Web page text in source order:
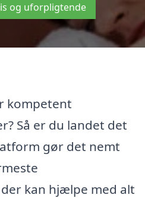
og uforpligtende
kompetent
Så er du landet det
gør det nemt
kan hjælpe med alt